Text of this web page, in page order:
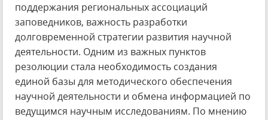
поддержания региональных ассоциаций
заповедников, важность разработки
долговременной стратегии развития научной
деятельности. Одним из важных пунктов
резолюции стала необходимость создания
единой базы для методического обеспечения
научной деятельности и обмена информацией по
ведущимся научным исследованиям. По мнению